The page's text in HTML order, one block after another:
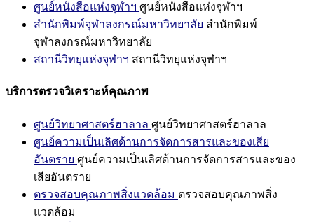
ศูนย์หนังสือแห่งจุฬาฯ ศูนย์หนังสือแห่งจุฬาฯ
สำนักพิมพ์จุฬาลงกรณ์มหาวิทยาลัย สำนักพิมพ์
จุฬาลงกรณ์มหาวิทยาลัย
สถานีวิทยุแห่งจุฬาฯ สถานีวิทยุแห่งจุฬาฯ
บริการตรวจวิเคราะห์คุณภาพ
ศูนย์วิทยาศาสตร์ฮาลาล ศูนย์วิทยาศาสตร์ฮาลาล
ศูนย์ความเป็นเลิศด้านการจัดการสารและของเสีย
อันตราย ศูนย์ความเป็นเลิศด้านการจัดการสารและของ
เสียอันตราย
ตรวจสอบคุณภาพสิ่งแวดล้อม ตรวจสอบคุณภาพสิ่ง
แวดล้อม